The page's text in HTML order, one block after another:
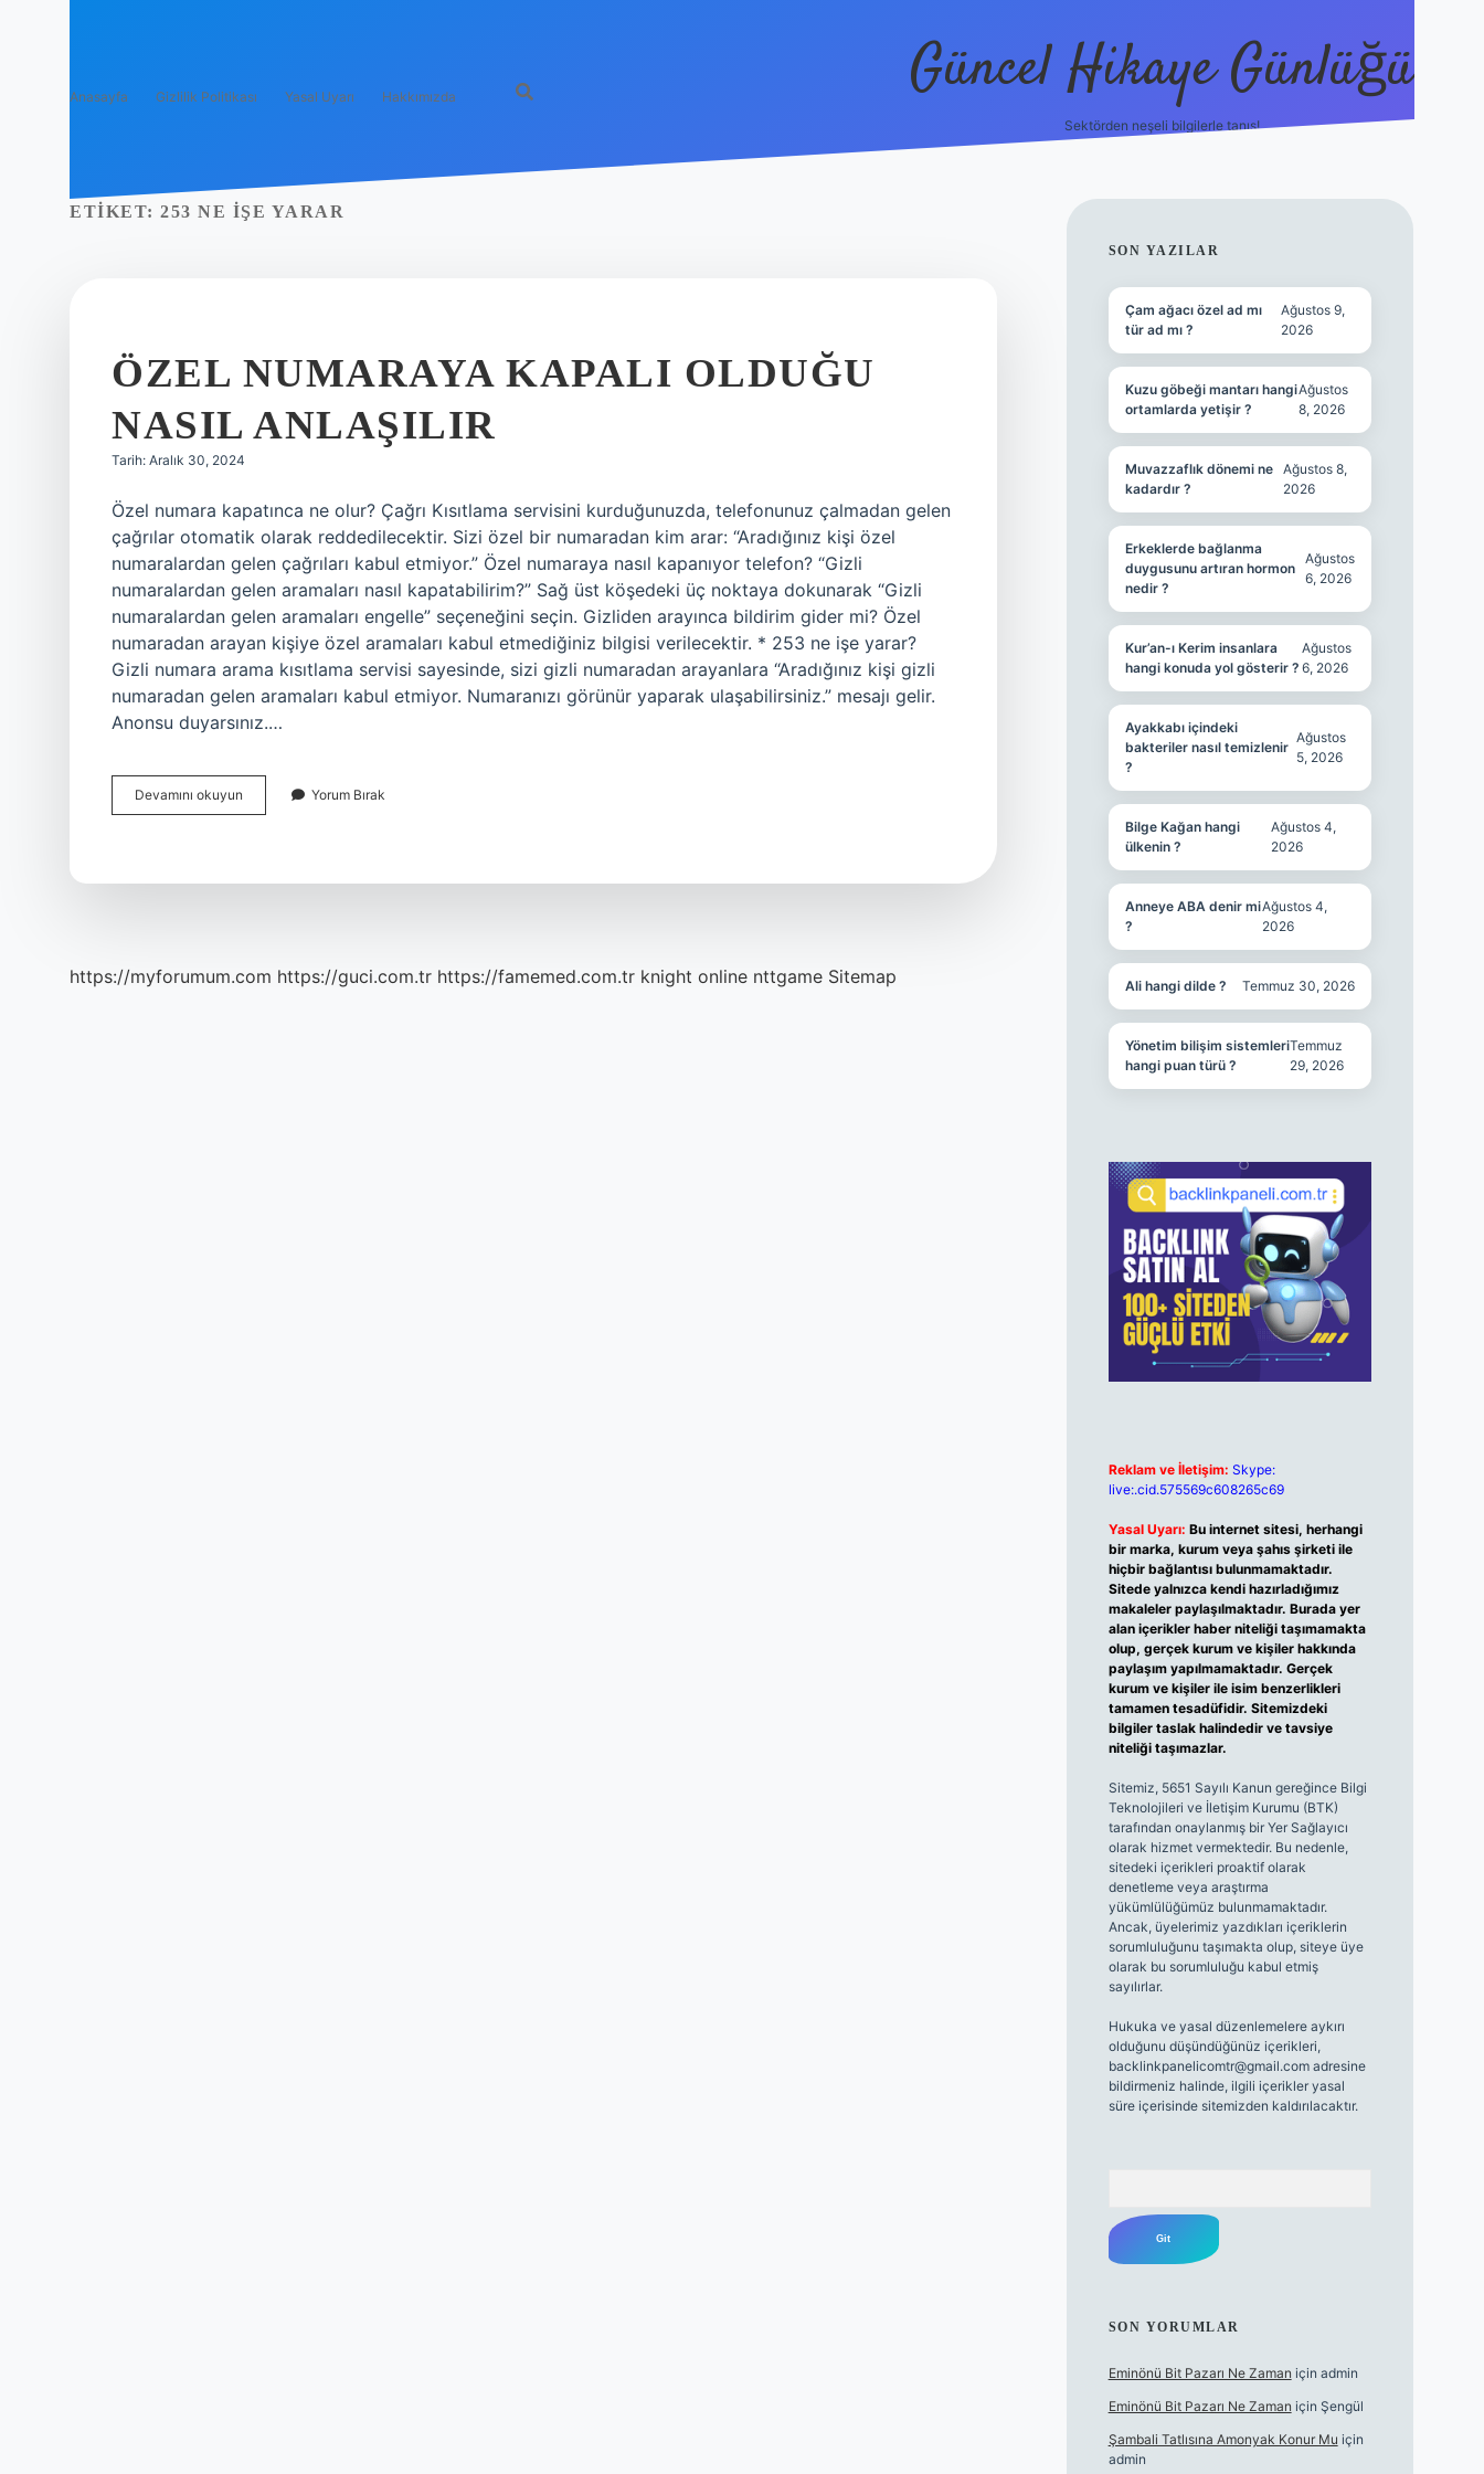
Anasayfa Gizlilik Politikası Yasal Uyarı Hakkımızda Güncel Hikaye Günlüğü
Sektörden neşeli bilgilerle tanış!
ETIKET: 253 NE IŞE YARAR
ÖZEL NUMARAYA KAPALI OLDUĞU
NASIL ANLAŞILIR
Tarih: Aralık 30, 2024
Özel numara kapatınca ne olur? Çağrı Kısıtlama servisini kurduğunuzda, telefonunuz çalmadan gelen
çağrılar otomatik olarak reddedilecektir. Sizi özel bir numaradan kim arar: “Aradığınız kişi özel
numaralardan gelen çağrıları kabul etmiyor.” Özel numaraya nasıl kapanıyor telefon? “Gizli
numaralardan gelen aramaları nasıl kapatabilirim?” Sağ üst köşedeki üç noktaya dokunarak “Gizli
numaralardan gelen aramaları engelle” seçeneğini seçin. Gizliden arayınca bildirim gider mi? Özel
numaradan arayan kişiye özel aramaları kabul etmediğiniz bilgisi verilecektir. * 253 ne işe yarar?
Gizli numara arama kısıtlama servisi sayesinde, sizi gizli numaradan arayanlara “Aradığınız kişi gizli
numaradan gelen aramaları kabul etmiyor. Numaranızı görünür yaparak ulaşabilirsiniz.” mesajı gelir.
Anonsu duyarsınız.…
Devamını okuyun
Numaraya
Yorum Bırak
https://myforumum.com https://guci.com.tr https://famemed.com.tr knight online nttgame Sitemap
SIDEBAR
SON YAZILAR
Çam ağacı özel ad mı
tür ad mı ?
Ağustos 9,
2026
Kuzu göbeği mantarı hangi
ortamlarda yetişir ?
Ağustos
8, 2026
Muvazzaflık dönemi ne
kadardır ?
Ağustos 8,
2026
Erkeklerde bağlanma
duygusunu artıran hormon
nedir ?
Ağustos
6, 2026
Kur’an-ı Kerim insanlara
hangi konuda yol gösterir ?
Ağustos
6, 2026
Ayakkabı içindeki
bakteriler nasıl temizlenir
?
Ağustos
5, 2026
Bilge Kağan hangi
ülkenin ?
Ağustos 4,
2026
Anneye ABA denir mi
?
Ağustos 4,
2026
Ali hangi dilde ? Temmuz 30, 2026
Yönetim bilişim sistemleri
hangi puan türü ?
Temmuz
29, 2026
Reklam ve İletişim: Skype:
live:.cid.575569c608265c69
Yasal Uyarı: Bu internet sitesi, herhangi
bir marka, kurum veya şahıs şirketi ile
hiçbir bağlantısı bulunmamaktadır.
Sitede yalnızca kendi hazırladığımız
makaleler paylaşılmaktadır. Burada yer
alan içerikler haber niteliği taşımamakta
olup, gerçek kurum ve kişiler hakkında
paylaşım yapılmamaktadır. Gerçek
kurum ve kişiler ile isim benzerlikleri
tamamen tesadüfidir. Sitemizdeki
bilgiler taslak halindedir ve tavsiye
niteliği taşımazlar.
Sitemiz, 5651 Sayılı Kanun gereğince Bilgi
Teknolojileri ve İletişim Kurumu (BTK)
tarafından onaylanmış bir Yer Sağlayıcı
olarak hizmet vermektedir. Bu nedenle,
sitedeki içerikleri proaktif olarak
denetleme veya araştırma
yükümlülüğümüz bulunmamaktadır.
Ancak, üyelerimiz yazdıkları içeriklerin
sorumluluğunu taşımakta olup, siteye üye
olarak bu sorumluluğu kabul etmiş
sayılırlar.
Hukuka ve yasal düzenlemelere aykırı
olduğunu düşündüğünüz içerikleri,
backlinkpanelicomtr@gmail.comadresine
bildirmeniz halinde, ilgili içerikler yasal
süre içerisinde sitemizden kaldırılacaktır.
SON YORUMLAR
Eminönü Bit Pazarı Ne Zaman için admin
Eminönü Bit Pazarı Ne Zaman için Şengül
Şambali Tatlısına Amonyak Konur Mu için
admin